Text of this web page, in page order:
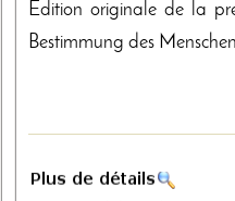
Edition originale de la
Bestimmung des